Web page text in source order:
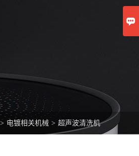
> 电镀相关机械 > 超声波清洗机
